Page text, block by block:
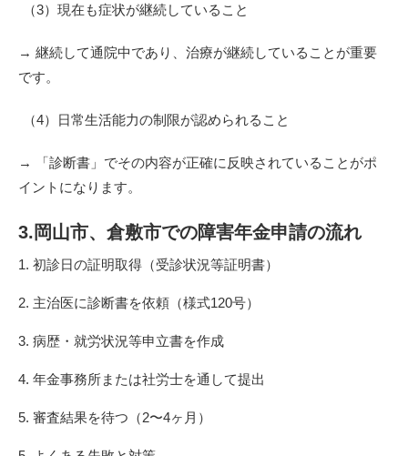
（3）現在も症状が継続していること
→ 継続して通院中であり、治療が継続していることが重要
です。
（4）日常生活能力の制限が認められること
→ 「診断書」でその内容が正確に反映されていることがポ
イントになります。
3.岡山市、倉敷市での障害年金申請の流れ
1. 初診日の証明取得（受診状況等証明書）
2. 主治医に診断書を依頼（様式120号）
3. 病歴・就労状況等申立書を作成
4. 年金事務所または社労士を通して提出
5. 審査結果を待つ（2〜4ヶ月）